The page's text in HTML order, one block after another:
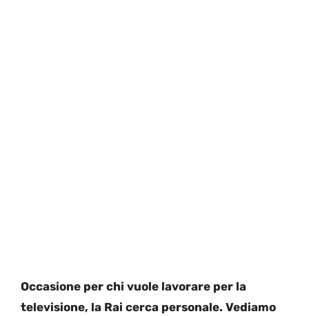
Occasione per chi vuole lavorare per la
televisione, la Rai cerca personale. Vediamo